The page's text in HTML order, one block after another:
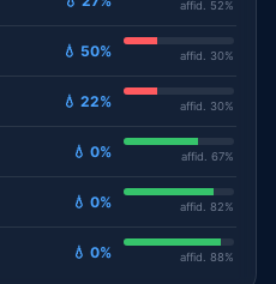
affid. 52%
💧 50% affid. 30%
💧 22% affid. 30%
💧 0% affid. 67%
💧 0% affid. 82%
💧 0% affid. 88%